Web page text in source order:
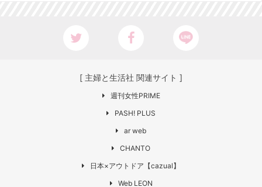
[ 主婦と生活社 関連サイト ]
週刊女性PRIME
PASH! PLUS
ar web
CHANTO
日本×アウトドア【cazual】
Web LEON